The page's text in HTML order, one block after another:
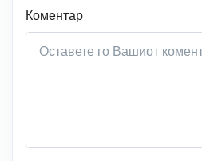
Коментар